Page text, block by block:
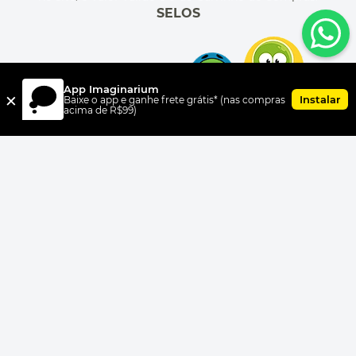
SELOS
× App Imaginarium
Baixe o app e ganhe frete grátis* (nas compras
acima de R$99)
Instalar